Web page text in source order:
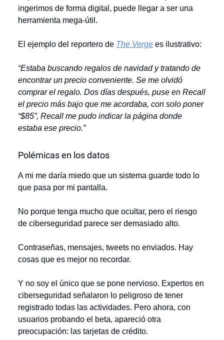
ingerimos de forma digital, puede llegar a ser una
herramienta mega-útil.
El ejemplo del reportero de The Verge es ilustrativo:
“Estaba buscando regalos de navidad y tratando de
encontrar un precio conveniente. Se me olvidó
comprar el regalo. Dos días después, puse en Recall
el precio más bajo que me acordaba, con solo poner
“$85”, Recall me pudo indicar la página donde
estaba ese precio.”
Polémicas en los datos
A mi me daría miedo que un sistema guarde todo lo
que pasa por mi pantalla.
No porque tenga mucho que ocultar, pero el riesgo
de ciberseguridad parece ser demasiado alto.
Contraseñas, mensajes, tweets no enviados. Hay
cosas que es mejor no recordar.
Y no soy el único que se pone nervioso. Expertos en
ciberseguridad señalaron lo peligroso de tener
registrado todas las actividades. Pero ahora, con
usuarios probando el beta, apareció otra
preocupación: las tarjetas de crédito.